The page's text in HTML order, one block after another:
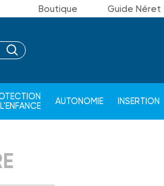
Boutique Guide Néret
AUTONOMIE INSERTION